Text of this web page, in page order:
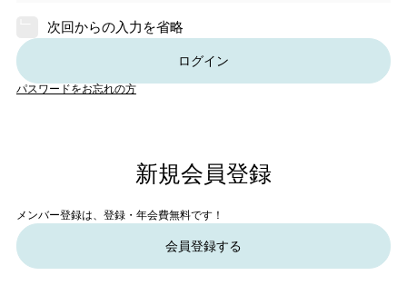
次回からの入力を省略
ログイン
パスワードをお忘れの方
新規会員登録
メンバー登録は、登録・年会費無料です！
会員登録する